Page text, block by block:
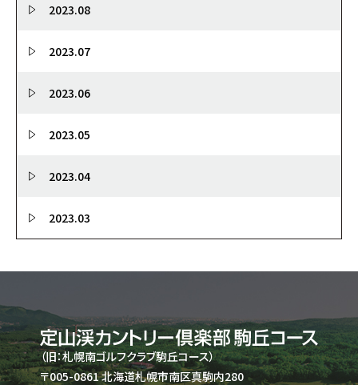
2023.08
2023.07
2023.06
2023.05
2023.04
2023.03
（旧：札幌南ゴルフクラブ駒丘コース）
〒005-0861 北海道札幌市南区真駒内280